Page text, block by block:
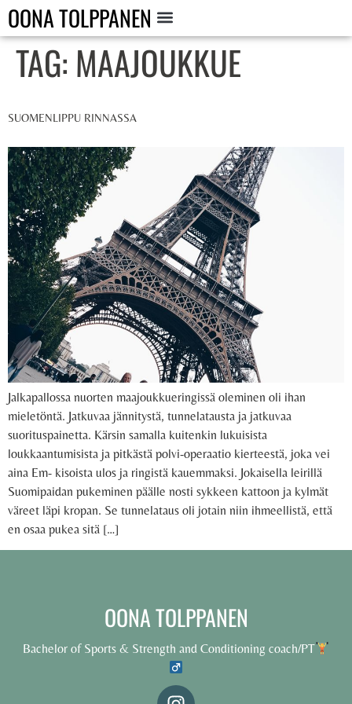
OONA TOLPPANEN
TAG: MAAJOUKKUE
SUOMENLIPPU RINNASSA
Jalkapallossa nuorten maajoukkueringissä oleminen oli ihan
mieletöntä. Jatkuvaa jännitystä, tunnelatausta ja jatkuvaa
suorituspainetta. Kärsin samalla kuitenkin lukuisista
loukkaantumisista ja pitkästä polvi-operaatio kierteestä, joka vei
aina Em- kisoista ulos ja ringistä kauemmaksi. Jokaisella leirillä
Suomipaidan pukeminen päälle nosti sykkeen kattoon ja kylmät
väreet läpi kropan. Se tunnelataus oli jotain niin ihmeellistä, että
en osaa pukea sitä […]
OONA TOLPPANEN
Bachelor of Sports & Strength and Conditioning coach/PT